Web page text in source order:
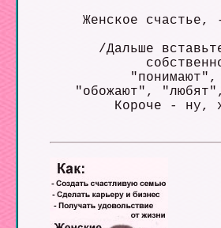
Женское счастье,
/Дальше
"обожают",
Короче - ну,